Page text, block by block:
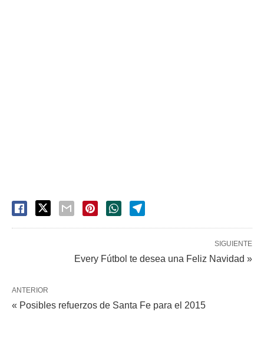
SIGUIENTE
Every Fútbol te desea una Feliz Navidad »
ANTERIOR
« Posibles refuerzos de Santa Fe para el 2015